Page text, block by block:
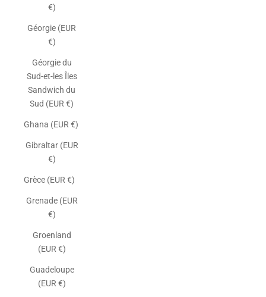
€)
Géorgie (EUR
€)
Géorgie du
Sud-et-les Îles
Sandwich du
Sud (EUR €)
Ghana (EUR €)
Gibraltar (EUR
€)
Grèce (EUR €)
Grenade (EUR
€)
Groenland
(EUR €)
Guadeloupe
(EUR €)